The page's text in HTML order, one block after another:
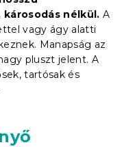
nélkül. A
vagy ágy alatti
Manapság az
pluszt jelent. A
tartósak és